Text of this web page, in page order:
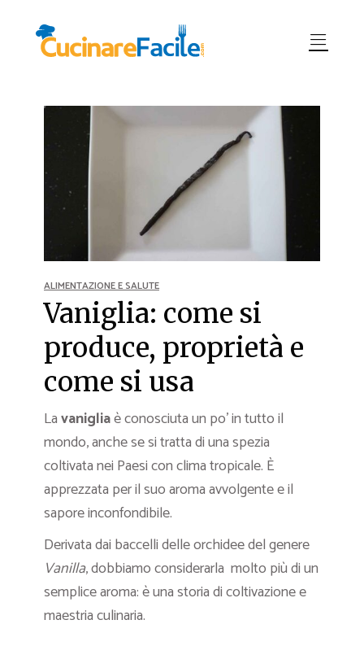
ALIMENTAZIONE E SALUTE
Vaniglia: come si
produce, proprietà e
come si usa
Lavanigliaè conosciuta un po’ in tutto il
mondo, anche se si tratta di una spezia
coltivata nei Paesi con clima tropicale. È
apprezzata per il suo aroma avvolgente e il
sapore inconfondibile.
Derivata dai baccelli delle orchidee del genere
Vanilla, dobbiamo considerarla molto più di un
semplice aroma: è una storia di coltivazione e
maestria culinaria.